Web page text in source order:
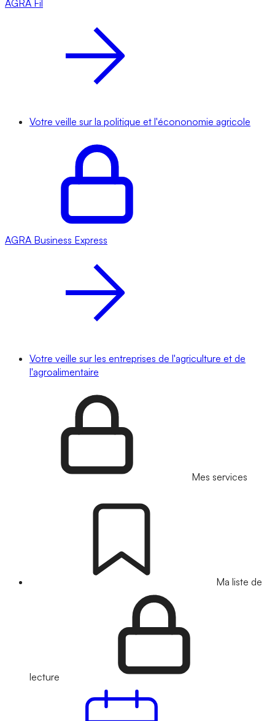
AGRA Fil
Votre veille sur la politique et l'écononomie agricole
AGRA Business Express
Votre veille sur les entreprises de l'agriculture et de
l'agroalimentaire
Mes services
Ma liste de
lecture